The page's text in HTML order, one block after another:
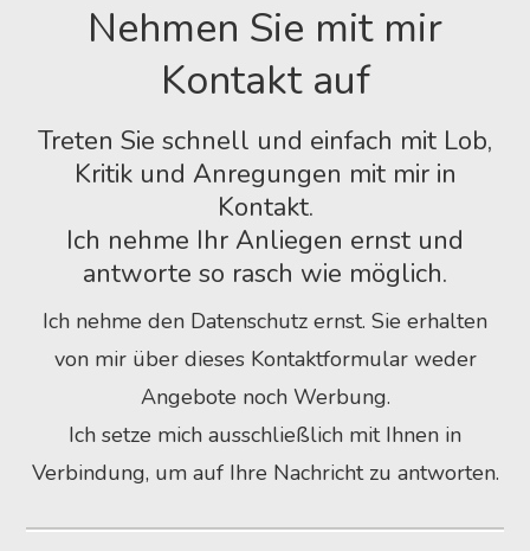
Nehmen Sie mit mir
Kontakt auf
Treten Sie schnell und einfach mit Lob,
Kritik und Anregungen mit mir in
Kontakt.
Ich nehme Ihr Anliegen ernst und
antworte so rasch wie möglich.
Ich nehme den Datenschutz ernst. Sie erhalten
von mir über dieses Kontaktformular weder
Angebote noch Werbung.
Ich setze mich ausschließlich mit Ihnen in
Verbindung, um auf Ihre Nachricht zu antworten.